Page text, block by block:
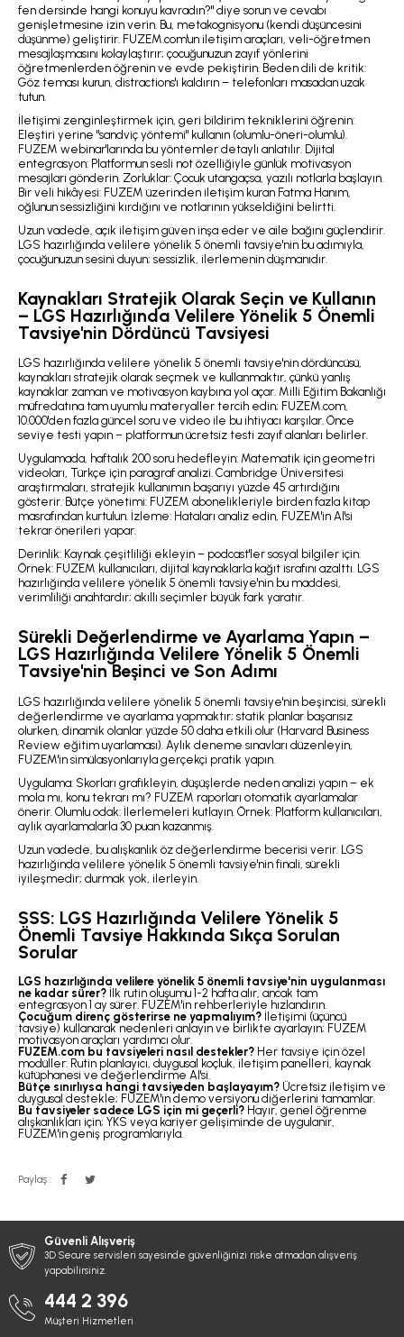
fen dersinde hangi konuyu kavradın?" diye sorun ve cevabı
genişletmesine izin verin. Bu, metakognisyonu (kendi düşüncesini
düşünme) geliştirir. FUZEM.com'un iletişim araçları, veli-öğretmen
mesajlaşmasını kolaylaştırır; çocuğunuzun zayıf yönlerini
öğretmenlerden öğrenin ve evde pekiştirin. Beden dili de kritik:
Göz teması kurun, distractions'ı kaldırın – telefonları masadan uzak
tutun.
İletişimi zenginleştirmek için, geri bildirim tekniklerini öğrenin:
Eleştiri yerine "sandviç yöntemi" kullanın (olumlu-öneri-olumlu).
FUZEM webinar'larında bu yöntemler detaylı anlatılır. Dijital
entegrasyon: Platformun sesli not özelliğiyle günlük motivasyon
mesajları gönderin. Zorluklar: Çocuk utangaçsa, yazılı notlarla başlayın.
Bir veli hikâyesi: FUZEM üzerinden iletişim kuran Fatma Hanım,
oğlunun sessizliğini kırdığını ve notlarının yükseldiğini belirtti.
Uzun vadede, açık iletişim güven inşa eder ve aile bağını güçlendirir.
LGS hazırlığında velilere yönelik 5 önemli tavsiye'nin bu adımıyla,
çocuğunuzun sesini duyun; sessizlik, ilerlemenin düşmanıdır.
Kaynakları Stratejik Olarak Seçin ve Kullanın
– LGS Hazırlığında Velilere Yönelik 5 Önemli
Tavsiye'nin Dördüncü Tavsiyesi
LGS hazırlığında velilere yönelik 5 önemli tavsiye'nin dördüncüsü,
kaynakları stratejik olarak seçmek ve kullanmaktır, çünkü yanlış
kaynaklar zaman ve motivasyon kaybına yol açar. Milli Eğitim Bakanlığı
müfredatına tam uyumlu materyaller tercih edin; FUZEM.com,
10.000'den fazla güncel soru ve video ile bu ihtiyacı karşılar. Önce
seviye testi yapın – platformun ücretsiz testi zayıf alanları belirler.
Uygulamada, haftalık 200 soru hedefleyin: Matematik için geometri
videoları, Türkçe için paragraf analizi. Cambridge Üniversitesi
araştırmaları, stratejik kullanımın başarıyı yüzde 45 artırdığını
gösterir. Bütçe yönetimi: FUZEM abonelikleriyle birden fazla kitap
masrafından kurtulun. İzleme: Hataları analiz edin, FUZEM'in AI'si
tekrar önerileri yapar.
Derinlik: Kaynak çeşitliliği ekleyin – podcast'ler sosyal bilgiler için.
Örnek: FUZEM kullanıcıları, dijital kaynaklarla kağıt israfını azalttı. LGS
hazırlığında velilere yönelik 5 önemli tavsiye'nin bu maddesi,
verimliliği anahtardır; akıllı seçimler büyük fark yaratır.
Sürekli Değerlendirme ve Ayarlama Yapın –
LGS Hazırlığında Velilere Yönelik 5 Önemli
Tavsiye'nin Beşinci ve Son Adımı
LGS hazırlığında velilere yönelik 5 önemli tavsiye'nin beşincisi, sürekli
değerlendirme ve ayarlama yapmaktır; statik planlar başarısız
olurken, dinamik olanlar yüzde 50 daha etkili olur (Harvard Business
Review eğitim uyarlaması). Aylık deneme sınavları düzenleyin,
FUZEM'in simülasyonlarıyla gerçekçi pratik yapın.
Uygulama: Skorları grafikleyin, düşüşlerde neden analizi yapın – ek
mola mı, konu tekrarı mı? FUZEM raporları otomatik ayarlamalar
önerir. Olumlu odak: İlerlemeleri kutlayın. Örnek: Platform kullanıcıları,
aylık ayarlamalarla 30 puan kazanmış.
Uzun vadede, bu alışkanlık öz değerlendirme becerisi verir. LGS
hazırlığında velilere yönelik 5 önemli tavsiye'nin finali, sürekli
iyileşmedir; durmak yok, ilerleyin.
SSS: LGS Hazırlığında Velilere Yönelik 5
Önemli Tavsiye Hakkında Sıkça Sorulan
Sorular
LGS hazırlığında velilere yönelik 5 önemli tavsiye'nin uygulanması
ne kadar sürer? İlk rutin oluşumu 1-2 hafta alır, ancak tam
entegrasyon 1 ay sürer. FUZEM'in rehberleriyle hızlandırın.
Çocuğum direnç gösterirse ne yapmalıyım? İletişimi (üçüncü
tavsiye) kullanarak nedenleri anlayın ve birlikte ayarlayın; FUZEM
motivasyon araçları yardımcı olur.
FUZEM.com bu tavsiyeleri nasıl destekler? Her tavsiye için özel
modüller: Rutin planlayıcı, duygusal koçluk, iletişim panelleri, kaynak
kütüphanesi ve değerlendirme AI'si.
Bütçe sınırlıysa hangi tavsiyeden başlayayım? Ücretsiz iletişim ve
duygusal destekle; FUZEM'in demo versiyonu diğerlerini tamamlar.
Bu tavsiyeler sadece LGS için mi geçerli? Hayır, genel öğrenme
alışkanlıkları için; YKS veya kariyer gelişiminde de uygulanır,
FUZEM'in geniş programlarıyla.
Paylaş :
Güvenli Alışveriş
3D Secure servisleri sayesinde güvenliğinizi riske atmadan alışveriş
yapabilirsiniz.
444 2 396
Müşteri Hizmetleri